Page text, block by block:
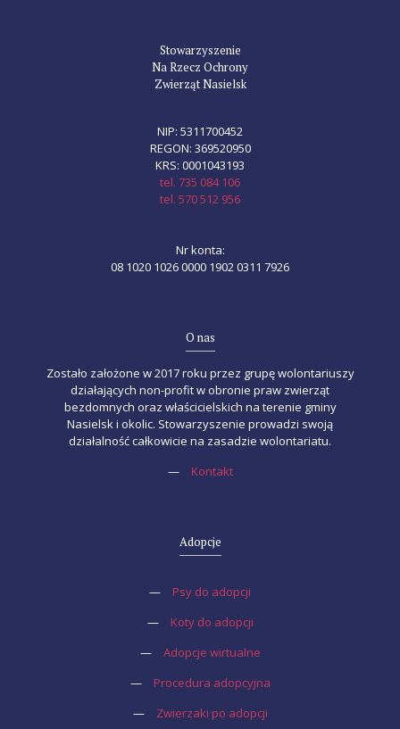
Stowarzyszenie
Na Rzecz Ochrony
Zwierząt Nasielsk
NIP: 5311700452
REGON: 369520950
KRS: 0001043193
tel. 735 084 106
tel. 570 512 956
Nr konta:
08 1020 1026 0000 1902 0311 7926
O nas
Zostało założone w 2017 roku przez grupę wolontariuszy
działających non-profit w obronie praw zwierząt
bezdomnych oraz właścicielskich na terenie gminy
Nasielsk i okolic. Stowarzyszenie prowadzi swoją
działalność całkowicie na zasadzie wolontariatu.
—
Kontakt
Adopcje
—
Psy do adopcji
—
Koty do adopcji
—
Adopcje wirtualne
—
Procedura adopcyjna
—
Zwierzaki po adopcji